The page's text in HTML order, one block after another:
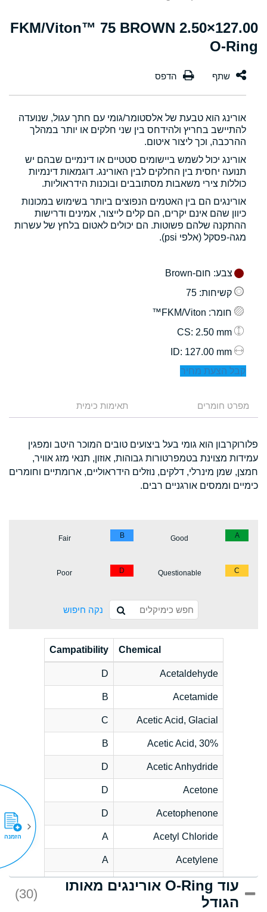
127.00×2.50 FKM/Viton™ 75 BROWN
O-Ring
אורינג הוא טבעת של אלסטומר/גומי עם חתך עגול, שנועדה
להתיישב בחריץ ולהידחס בין שני חלקים או יותר במהלך
ההרכבה, וכך ליצור איטום.
אורינג יכול לשמש ביישומים סטטיים או דינמיים שבהם יש
תנועה יחסית בין החלקים לבין האורינג. דוגמאות דינמיות
כוללות צירי משאבות מסתובבים ובוכנות הידראוליות.
אורינגים הם בין האטמים הנפוצים ביותר בשימוש במכונות
כיוון שהם אינם יקרים, הם קלים לייצור, אמינים ודרישות
ההתקנה שלהם פשוטות. הם יכולים לאטום בלחץ של עשרות
מגה-פסקל (אלפי psi).
צבע: חום-Brown
קשיחות: 75
חומר: FKM/Viton™
: 2.50 mm
: 127.00 mm
קבל הצעת מחיר
מפרט חומרים תאימות כימית
פלורוקרבון הוא גומי בעל ביצועים טובים המוכר היטב ומפגין
עמידות מצוינת בטמפרטורות גבוהות, אוזון, תנאי מזג אוויר,
חמצן, שמן מינרלי, דלקים, נוזלים הידראוליים, ארומתיים וחומרים
כימיים וממסים אורגניים רבים.
A
Good
B
Fair
C
Questionable
D
Poor
נקה חיפוש
Chemical
Campatibility
Acetaldehyde
D
Acetamide
B
Acetic Acid, Glacial
C
Acetic Acid, 30%
B
Acetic Anhydride
D
Acetone
D
Acetophenone
D
Acetyl Chloride
A
Acetylene
A
Acrlylonitrile
C
Adipic Acid
עוד O-Ring אורינגים מאותו
הגודל
(30)
הזמנה